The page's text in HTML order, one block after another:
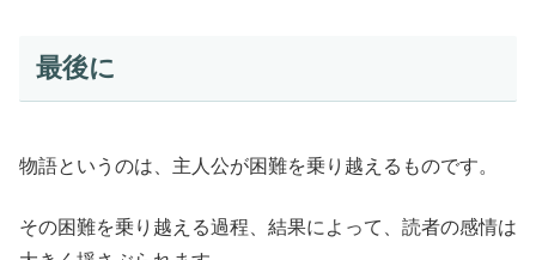
最後に
物語というのは、主人公が困難を乗り越えるものです。
その困難を乗り越える過程、結果によって、読者の感情は